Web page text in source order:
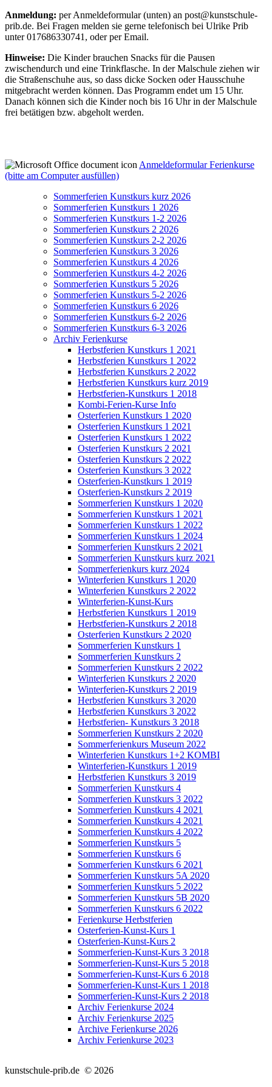
Anmeldung: per Anmeldeformular (unten) an post@kunstschule-
prib.de. Bei Fragen melden sie gerne telefonisch bei Ulrike Prib
unter 017686330741, oder per Email.
Hinweise: Die Kinder brauchen Snacks für die Pausen
zwischendurch und eine Trinkflasche. In der Malschule ziehen wir
die Straßenschuhe aus, so dass dicke Socken oder Hausschuhe
mitgebracht werden können. Das Programm endet um 15 Uhr.
Danach können sich die Kinder noch bis 16 Uhr in der Malschule
frei betätigen bzw. abgeholt werden.
Anmeldeformular Ferienkurse
(bitte am Computer ausfüllen)
Sommerferien Kunstkurs kurz 2026
Sommerferien Kunstkurs 1 2026
Sommerferien Kunstkurs 1-2 2026
Sommerferien Kunstkurs 2 2026
Sommerferien Kunstkurs 2-2 2026
Sommerferien Kunstkurs 3 2026
Sommerferien Kunstkurs 4 2026
Sommerferien Kunstkurs 4-2 2026
Sommerferien Kunstkurs 5 2026
Sommerferien Kunstkurs 5-2 2026
Sommerferien Kunstkurs 6 2026
Sommerferien Kunstkurs 6-2 2026
Sommerferien Kunstkurs 6-3 2026
Archiv Ferienkurse
Herbstferien Kunstkurs 1 2021
Herbstferien Kunstkurs 1 2022
Herbstferien Kunstkurs 2 2022
Herbstferien Kunstkurs kurz 2019
Herbstferien-Kunstkurs 1 2018
Kombi-Ferien-Kurse Info
Osterferien Kunstkurs 1 2020
Osterferien Kunstkurs 1 2021
Osterferien Kunstkurs 1 2022
Osterferien Kunstkurs 2 2021
Osterferien Kunstkurs 2 2022
Osterferien Kunstkurs 3 2022
Osterferien-Kunstkurs 1 2019
Osterferien-Kunstkurs 2 2019
Sommerferien Kunstkurs 1 2020
Sommerferien Kunstkurs 1 2021
Sommerferien Kunstkurs 1 2022
Sommerferien Kunstkurs 1 2024
Sommerferien Kunstkurs 2 2021
Sommerferien Kunstkurs kurz 2021
Sommerferienkurs kurz 2024
Winterferien Kunstkurs 1 2020
Winterferien Kunstkurs 2 2022
Winterferien-Kunst-Kurs
Herbstferien Kunstkurs 1 2019
Herbstferien-Kunstkurs 2 2018
Osterferien Kunstkurs 2 2020
Sommerferien Kunstkurs 1
Sommerferien Kunstkurs 2
Sommerferien Kunstkurs 2 2022
Winterferien Kunstkurs 2 2020
Winterferien-Kunstkurs 2 2019
Herbstferien Kunstkurs 3 2020
Herbstferien Kunstkurs 3 2022
Herbstferien- Kunstkurs 3 2018
Sommerferien Kunstkurs 2 2020
Sommerferienkurs Museum 2022
Winterferien Kunstkurs 1+2 KOMBI
Winterferien-Kunstkurs 1 2019
Herbstferien Kunstkurs 3 2019
Sommerferien Kunstkurs 4
Sommerferien Kunstkurs 3 2022
Sommerferien Kunstkurs 4 2021
Sommerferien Kunstkurs 4 2021
Sommerferien Kunstkurs 4 2022
Sommerferien Kunstkurs 5
Sommerferien Kunstkurs 6
Sommerferien Kunstkurs 6 2021
Sommerferien Kunstkurs 5A 2020
Sommerferien Kunstkurs 5 2022
Sommerferien Kunstkurs 5B 2020
Sommerferien Kunstkurs 6 2022
Ferienkurse Herbstferien
Osterferien-Kunst-Kurs 1
Osterferien-Kunst-Kurs 2
Sommerferien-Kunst-Kurs 3 2018
Sommerferien-Kunst-Kurs 5 2018
Sommerferien-Kunst-Kurs 6 2018
Sommerferien-Kunst-Kurs 1 2018
Sommerferien-Kunst-Kurs 2 2018
Archiv Ferienkurse 2024
Archiv Ferienkurse 2025
Archive Ferienkurse 2026
Archiv Ferienkurse 2023
kunstschule-prib.de © 2026